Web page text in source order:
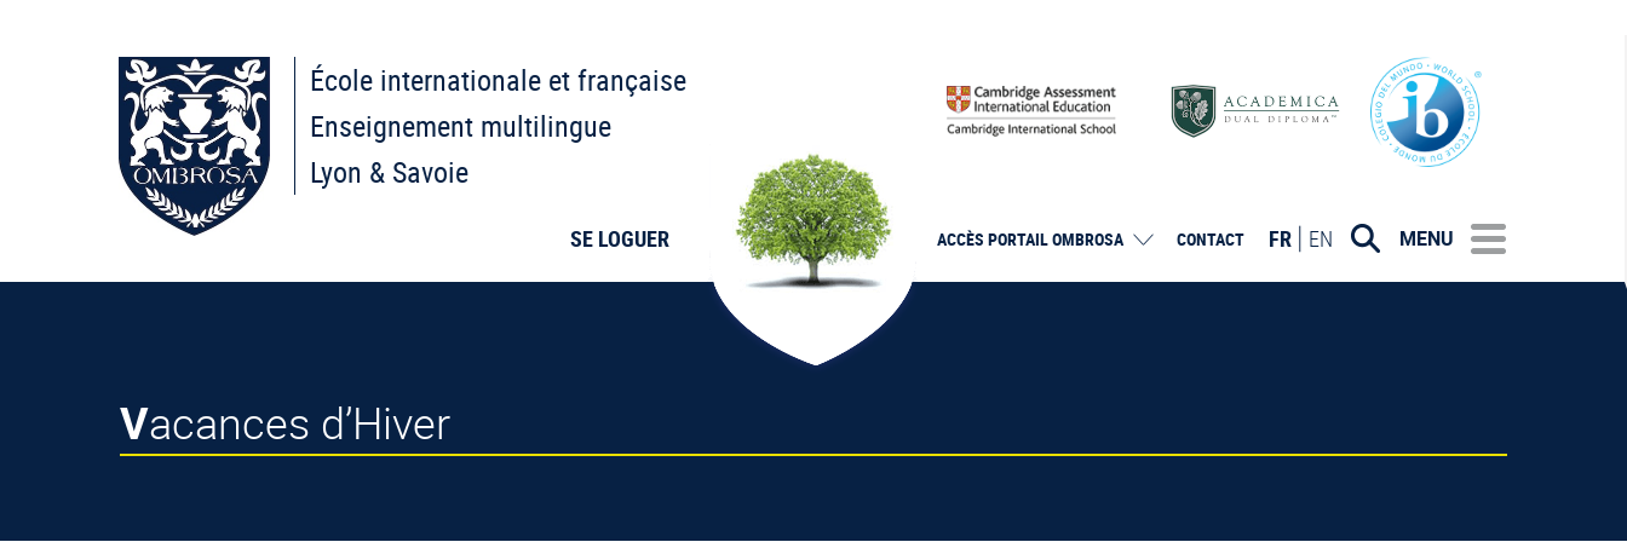
École internationale et française
Enseignement multilingue
Lyon & Savoie
SE LOGUER ACCÈS PORTAILOMBROSA CONTACT FR EN MENU
Vacances d’Hiver